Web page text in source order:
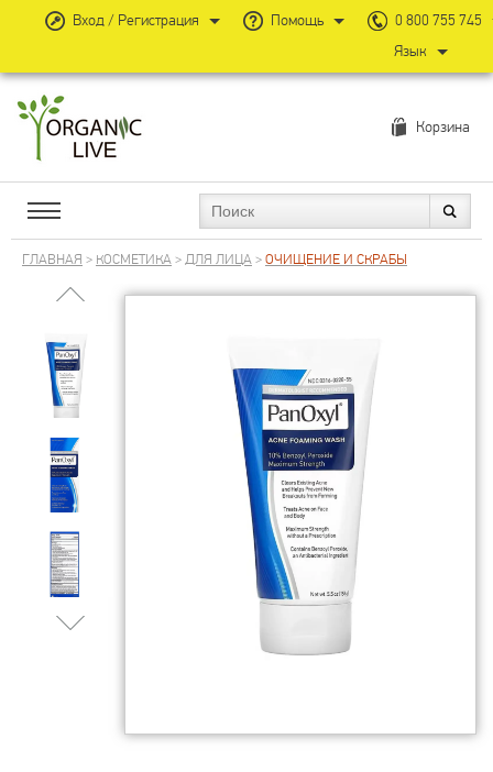
Корзина
ГЛАВНАЯ > КОСМЕТИКА>ДЛЯ ЛИЦА>ОЧИЩЕНИЕ И СКРАБЫ
Вход / Регистрация Помощь
0 800 755 745
Язык